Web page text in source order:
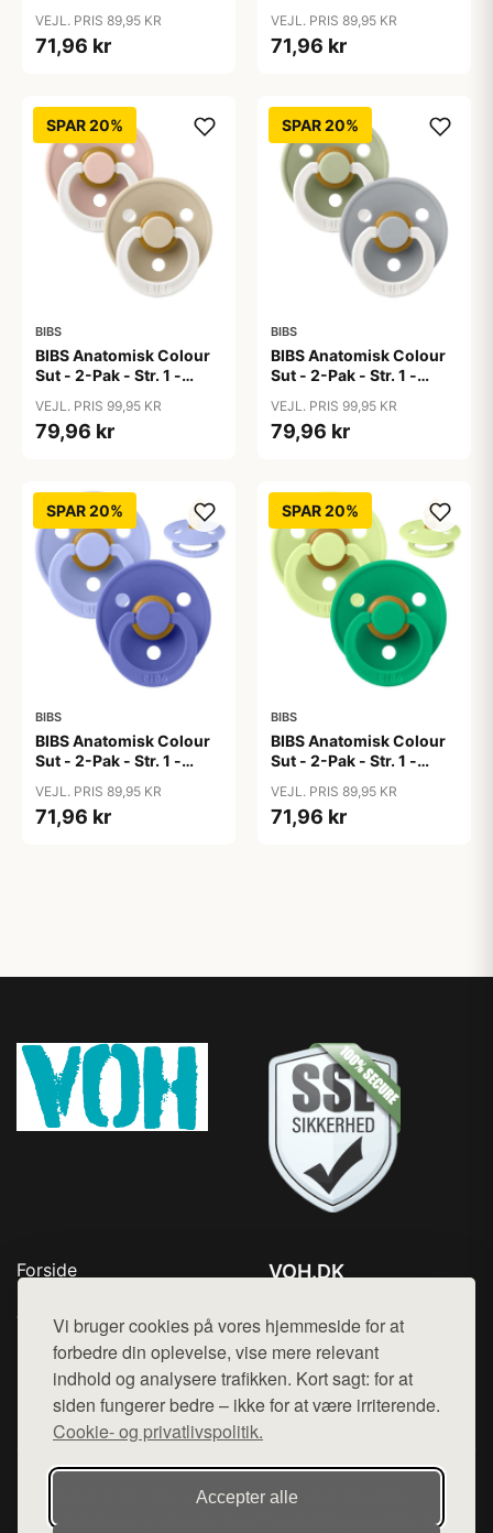
Vi bruger cookies på vores hjemmeside for at
forbedre din oplevelse, vise mere relevant
indhold og analysere trafikken. Kort sagt: for at
siden fungerer bedre – ikke for at være irriterende.
Cookie- og privatlivspolitik.
Accepter alle
Blush/Woodchuck
VEJL. PRIS 89,95 KR
71,96 kr
Pink/Coral
VEJL. PRIS 89,95 KR
71,96 kr
SPAR 20%
BIBS
BIBS Anatomisk Colour
Sut - 2-Pak - Str. 1 -
Blush/Vanilla
VEJL. PRIS 99,95 KR
79,96 kr
SPAR 20%
BIBS
BIBS Anatomisk Colour
Sut - 2-Pak - Str. 1 -
Sage/Cloud
VEJL. PRIS 99,95 KR
79,96 kr
SPAR 20%
BIBS
BIBS Anatomisk Colour
Sut - 2-Pak - Str. 1 -
Hush/Grape
VEJL. PRIS 89,95 KR
71,96 kr
SPAR 20%
BIBS
BIBS Anatomisk Colour
Sut - 2-Pak - Str. 1 -
Matcha/Cactus
VEJL. PRIS 89,95 KR
71,96 kr
Forside
Top Rabatter
Kontakt
VOH.DK
Mail: hej@want.dk
Cookie- og privatlivspolitik
Denne side er en del af want.dk, der udgiver en række
hjemmesider med præsentation af forskellige produkter fra